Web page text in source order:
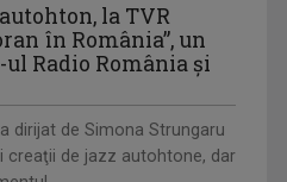
la TVR
în România”, un
Radio România şi
dirijat de Simona Strungaru
creaţii de jazz autohtone, dar